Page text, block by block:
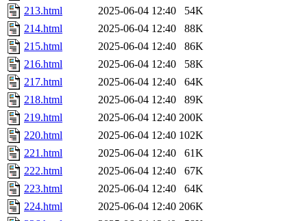
213.html
2025-06-04 12:40
54K
214.html
2025-06-04 12:40
88K
215.html
2025-06-04 12:40
86K
216.html
2025-06-04 12:40
58K
217.html
2025-06-04 12:40
64K
218.html
2025-06-04 12:40
89K
219.html
2025-06-04 12:40 200K
220.html
2025-06-04 12:40 102K
221.html
2025-06-04 12:40
61K
222.html
2025-06-04 12:40
67K
223.html
2025-06-04 12:40
64K
224.html
2025-06-04 12:40 206K